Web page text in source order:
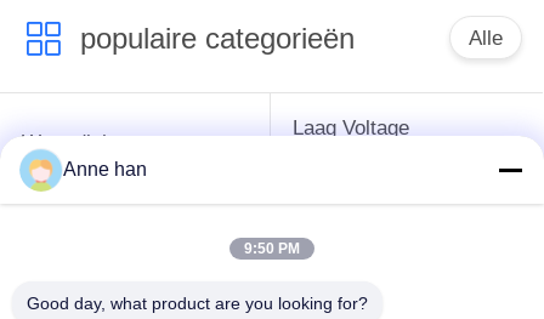
populaire categorieën Alle
Waterdichte
Cirkelschakelaar
Laag Voltage
Anne han
9:50 PM
Good day, what product are you looking for?